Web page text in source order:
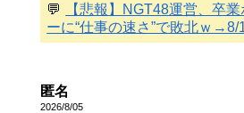
💬
【悲報】NGT48運営、卒
ーに“仕事の速さ”で敗北ｗ→8/
匿名
2026/8/05